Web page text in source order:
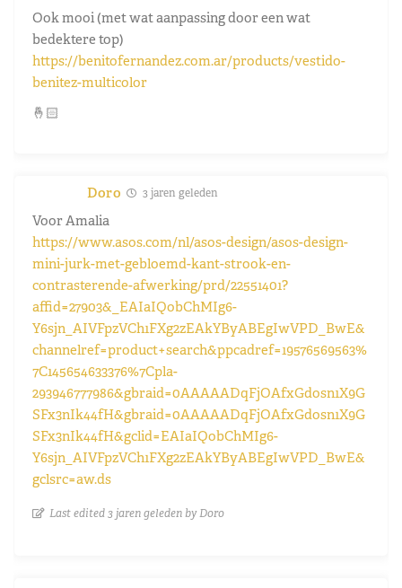
Ook mooi (met wat aanpassing door een wat
bedektere top)
https://benitofernandez.com.ar/products/vestido-
benitez-multicolor
🤞🏻
Doro 3 jaren geleden
Voor Amalia
https://www.asos.com/nl/asos-design/asos-design-
mini-jurk-met-gebloemd-kant-strook-en-
contrasterende-afwerking/prd/22551401?
affid=27903&_EAIaIQobChMIg6-
Y6sjn_AIVFpzVCh1FXg2zEAkYByABEgIwVPD_BwE&
channelref=product+search&ppcadref=19576569563%
7C145654633376%7Cpla-
293946777986&gbraid=0AAAAADqFjOAfxGdosn1X9G
SFx3nIk44fH&gbraid=0AAAAADqFjOAfxGdosn1X9G
SFx3nIk44fH&gclid=EAIaIQobChMIg6-
Y6sjn_AIVFpzVCh1FXg2zEAkYByABEgIwVPD_BwE&
gclsrc=aw.ds
Last edited 3 jaren geleden by Doro